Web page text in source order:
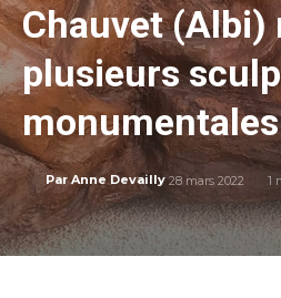
Chauvet (Albi)
plusieurs
monumentales
Par Anne Devailly 28 mars 2022 1